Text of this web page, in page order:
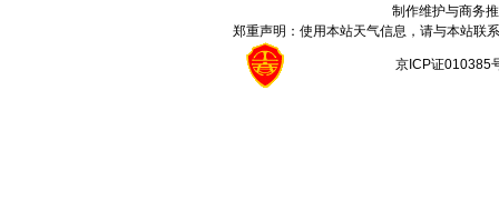
制作维护与商务
郑重声明：使用本站天气信息，请与本站联
京ICP证010385